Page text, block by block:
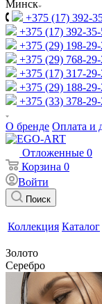
Минск
+375 (17) 392-
+375 (17) 392-
+375 (29) 198-
+375 (29) 768-
+375 (17) 317-
+375 (29) 188-
+375 (33) 378-
О бренде Оплата и
Отложенные 0
Корзина 0
Войти
Поиск
Коллекция Каталог
Золото
Серебро